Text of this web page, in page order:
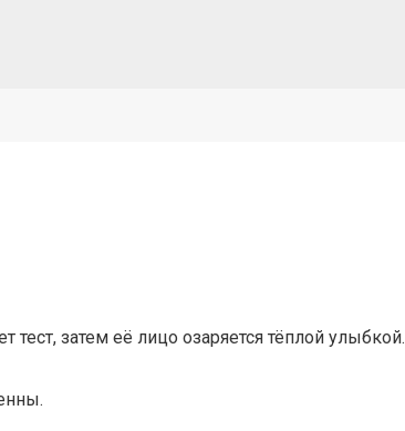
тест, затем её лицо озаряется тёплой улыбкой.